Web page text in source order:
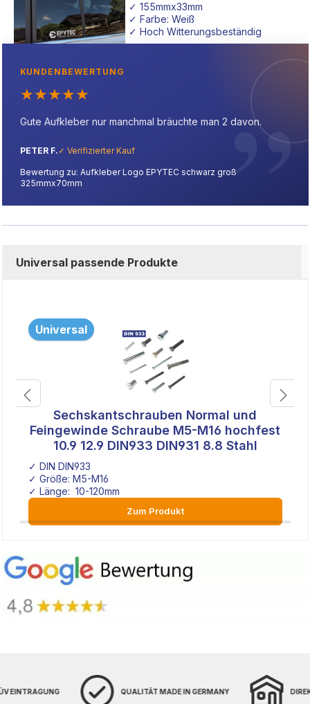
✓ 155mmx33mm
✓ Farbe: Weiß
✓ Hoch Witterungsbeständig
KUNDENBEWERTUNG
★★★★★
Gute Aufkleber nur manchmal bräuchte man 2 davon.
PETER F. ✓ Verifizierter Kauf
Bewertung zu: Aufkleber Logo EPYTEC schwarz groß
325mmx70mm
Universal passende Produkte
Universal
Sechskantschrauben Normal und
Feingewinde Schraube M5-M16 hochfest
10.9 12.9 DIN933 DIN931 8.8 Stahl
✓ DIN DIN933
✓ Größe: M5-M16
✓ Länge: 10-120mm
✓ hochfest
Zum Produkt
EINTRAGUNG QUALITÄT MADE IN GERMANY